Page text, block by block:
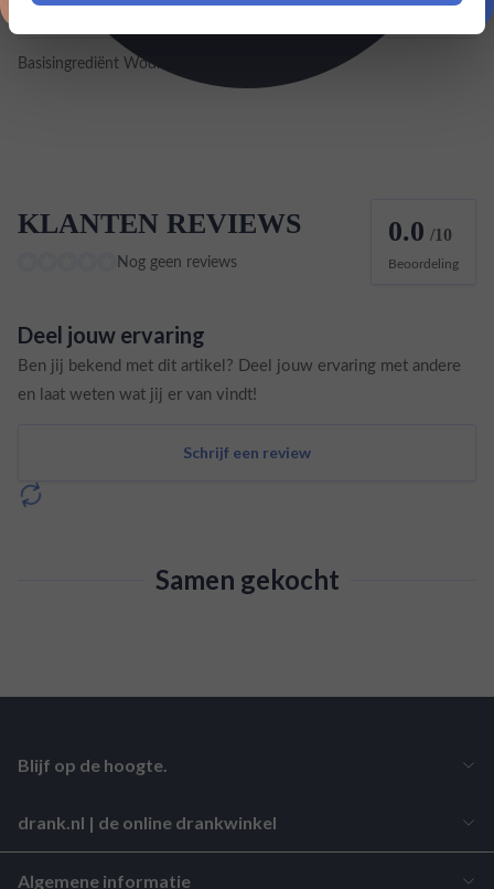
EAN 5010103940955
Basisingrediënt Wodka
KLANTEN REVIEWS
Nog geen reviews
0.0 /10
Beoordeling
Deel jouw ervaring
Ben jij bekend met dit artikel? Deel jouw ervaring met andere
en laat weten wat jij er van vindt!
Schrijf een review
Samen gekocht
drank.nl | de online drankwinkel
Algemene informatie
Blijf op de hoogte.